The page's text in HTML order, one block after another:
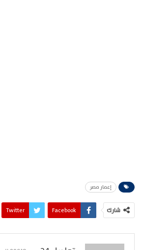
إعمار مصر
شارك Facebook
Twitter